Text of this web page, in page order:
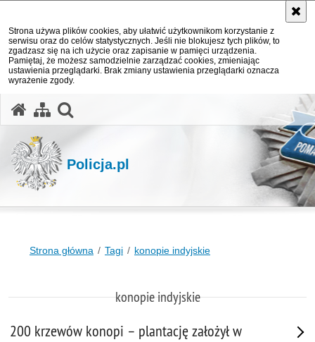
Strona używa plików cookies, aby ułatwić użytkownikom korzystanie z
serwisu oraz do celów statystycznych. Jeśli nie blokujesz tych plików, to
zgadzasz się na ich użycie oraz zapisanie w pamięci urządzenia.
Pamiętaj, że możesz samodzielnie zarządzać cookies, zmieniając
ustawienia przeglądarki. Brak zmiany ustawienia przeglądarki oznacza
wyrażenie zgody.
Policja.pl
Strona główna Tagi konopie indyjskie
konopie indyjskie
200 krzewów konopi – plantację założył w